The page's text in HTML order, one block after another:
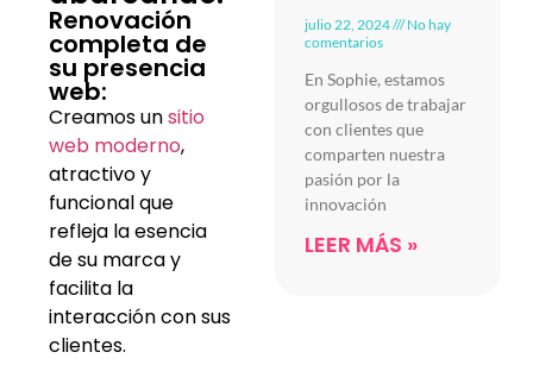
Renovación
completa de
su presencia
web:
Creamos unsitio
web moderno,
atractivo y
funcional que
refleja la esencia
de su marca y
facilita la
interacción con sus
clientes.
julio 22, 2024
No hay
comentarios
En Sophie, estamos
orgullosos de trabajar
con clientes que
comparten nuestra
pasión por la
innovación
LEER MÁS »